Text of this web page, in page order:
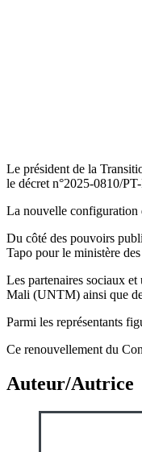
Le président de la
le décret n°2025-0810/
La nouvelle configuration
Du côté des pouvoirs
Tapo pour le ministère
Les partenaires sociaux
Mali (UNTM) ainsi que
Parmi les représentants
Ce renouvellement du
Auteur/Autrice